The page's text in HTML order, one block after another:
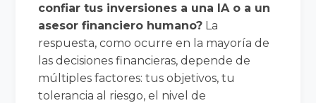
confiar tus inversiones a una IA o a un
asesor financiero humano? La
respuesta, como ocurre en la mayoría de
las decisiones financieras, depende de
múltiples factores: tus objetivos, tu
tolerancia al riesgo, el nivel de